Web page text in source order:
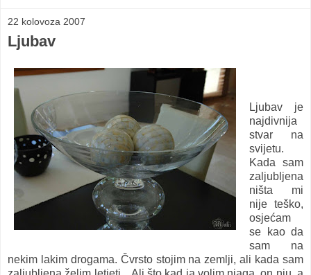
22 kolovoza 2007
Ljubav
Ljubav je
najdivnija
stvar na
svijetu.
Kada sam
zaljubljena
ništa mi
nije teško,
osjećam
se kao da
sam na
nekim lakim drogama. Čvrsto stojim na zemlji, ali kada sam